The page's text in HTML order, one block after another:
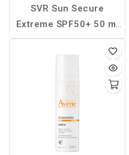
SVR Sun Secure
Extreme SPF50+ 50 ml
est une protection solaire
haute tolérance
spécialement conçue
pour les peaux sensibles.
Elle protège
efficacement contre les
UVA/UVB tout en
hydratant la peau et en